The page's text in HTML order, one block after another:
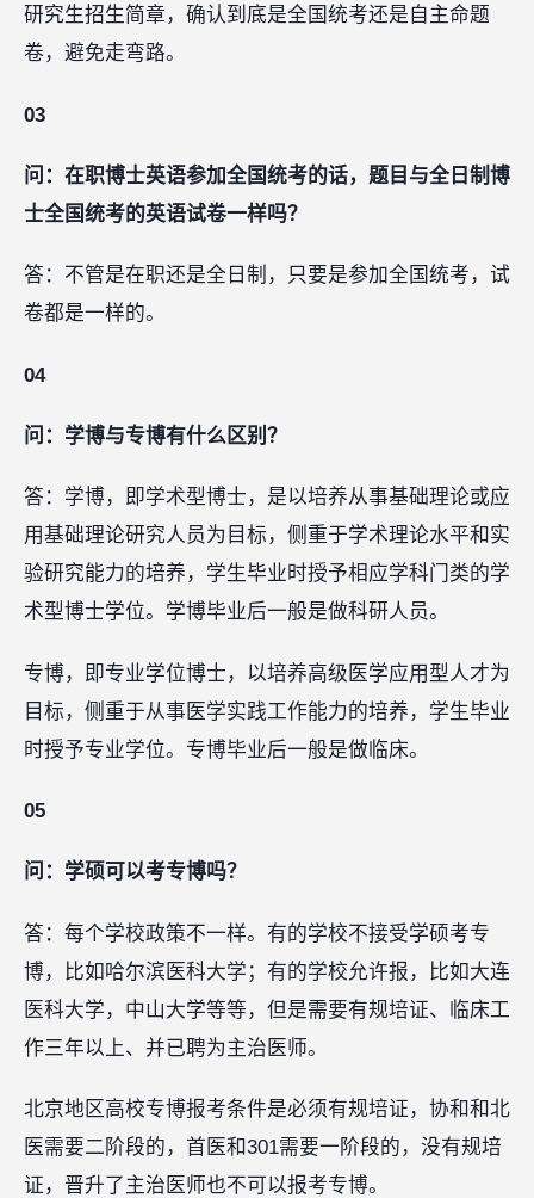
研究生招生简章，确认到底是全国统考还是自主命题
卷，避免走弯路。
03
问：在职博士英语参加全国统考的话，题目与全日制博
士全国统考的英语试卷一样吗？
答：不管是在职还是全日制，只要是参加全国统考，试
卷都是一样的。
04
问：学博与专博有什么区别？
答：学博，即学术型博士，是以培养从事基础理论或应
用基础理论研究人员为目标，侧重于学术理论水平和实
验研究能力的培养，学生毕业时授予相应学科门类的学
术型博士学位。学博毕业后一般是做科研人员。
专博，即专业学位博士，以培养高级医学应用型人才为
目标，侧重于从事医学实践工作能力的培养，学生毕业
时授予专业学位。专博毕业后一般是做临床。
05
问：学硕可以考专博吗？
答：每个学校政策不一样。有的学校不接受学硕考专
博，比如哈尔滨医科大学；有的学校允许报，比如大连
医科大学，中山大学等等，但是需要有规培证、临床工
作三年以上、并已聘为主治医师。
北京地区高校专博报考条件是必须有规培证，协和和北
医需要二阶段的，首医和301需要一阶段的，没有规培
证，晋升了主治医师也不可以报考专博。